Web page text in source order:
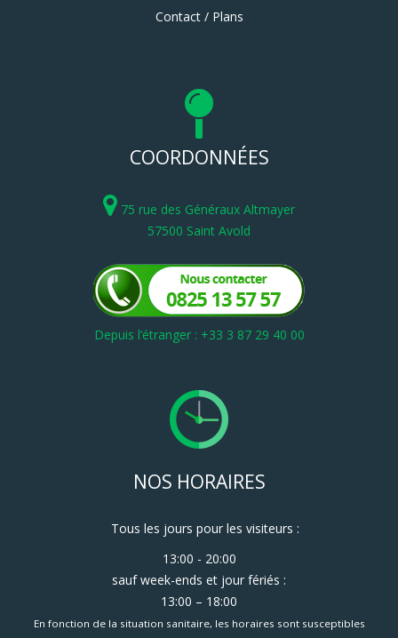
Contact / Plans
COORDONNÉES
75 rue des Généraux Altmayer
57500 Saint Avold
Depuis l’étranger : +33 3 87 29 40 00
NOS HORAIRES
Tous les jours pour les visiteurs :
13:00 - 20:00
sauf week-ends et jour fériés :
13:00 – 18:00
En fonction de la situation sanitaire, les horaires sont susceptibles